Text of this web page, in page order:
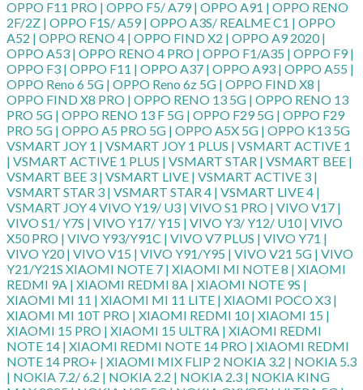
OPPO F11 PRO | OPPO F5/ A79 | OPPO A91 | OPPO RENO
2F/2Z | OPPO F1S/ A59 | OPPO A3S/ REALME C1 | OPPO
A52 | OPPO RENO 4 | OPPO FIND X2 | OPPO A9 2020 |
OPPO A53 | OPPO RENO 4 PRO | OPPO F1/A35 | OPPO F9 |
OPPO F3 | OPPO F11 | OPPO A37 | OPPO A93 | OPPO A55 |
OPPO Reno 6 5G | OPPO Reno 6z 5G | OPPO FIND X8 |
OPPO FIND X8 PRO | OPPO RENO 13 5G | OPPO RENO 13
PRO 5G | OPPO RENO 13 F 5G | OPPO F29 5G | OPPO F29
PRO 5G | OPPO A5 PRO 5G | OPPO A5X 5G | OPPO K13 5G
VSMART JOY 1 | VSMART JOY 1 PLUS | VSMART ACTIVE 1
| VSMART ACTIVE 1 PLUS | VSMART STAR | VSMART BEE |
VSMART BEE 3 | VSMART LIVE | VSMART ACTIVE 3 |
VSMART STAR 3 | VSMART STAR 4 | VSMART LIVE 4 |
VSMART JOY 4 VIVO Y19/ U3 | VIVO S1 PRO | VIVO V17 |
VIVO S1/ Y7S | VIVO Y17/ Y15 | VIVO Y3/ Y12/ U10 | VIVO
X50 PRO | VIVO Y93/Y91C | VIVO V7 PLUS | VIVO Y71 |
VIVO Y20 | VIVO V15 | VIVO Y91/Y95 | VIVO V21 5G | VIVO
Y21/Y21S XIAOMI NOTE 7 | XIAOMI MI NOTE 8 | XIAOMI
REDMI 9A | XIAOMI REDMI 8A | XIAOMI NOTE 9S |
XIAOMI MI 11 | XIAOMI MI 11 LITE | XIAOMI POCO X3 |
XIAOMI MI 10T PRO | XIAOMI REDMI 10 | XIAOMI 15 |
XIAOMI 15 PRO | XIAOMI 15 ULTRA | XIAOMI REDMI
NOTE 14 | XIAOMI REDMI NOTE 14 PRO | XIAOMI REDMI
NOTE 14 PRO+ | XIAOMI MIX FLIP 2 NOKIA 3.2 | NOKIA 5.3
| NOKIA 7.2/ 6.2 | NOKIA 2.2 | NOKIA 2.3 | NOKIA KING